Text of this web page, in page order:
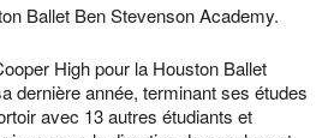
Ballet Ben Stevenson Academy.
High pour la Houston Ballet
dernière année, terminant ses études
avec 13 autres étudiants et